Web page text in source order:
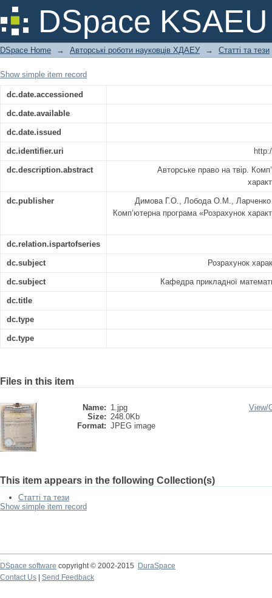
DSpace KSAEU
Авторське право на твір.
DSpace Home → Авторські роботи науковців ХДАЕУ → Статті та тези
Show simple item record
dc.date.accessioned
dc.date.available
dc.date.issued
dc.identifier.uri
dc.description.abstract
Авторське право на твір.
dc.publisher
Димова Г.О., Лобода О.М., Ларченко
Комп’ютерна програма «Розрахунок
dc.relation.ispartofseries
dc.subject Розрахунок
dc.subject Кафедра прикладної
dc.title
dc.type
dc.type
Files in this item
Name: 1.jpg
Size: 248.0Kb
Format: JPEG image
View/
This item appears in the following Collection(s)
Статті та тези
Show simple item record
DSpace software copyright © 2002-2015
DuraSpace
Contact Us
Send Feedback